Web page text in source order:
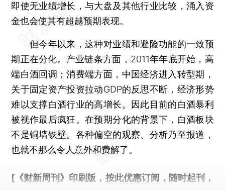
即使无业绩增长，与大盘及其他行业比较，涌入资
金也会使其有超越预期表现。
但今年以来，这种对业绩和避险功能的一致预
期正在分化。产业链条方面，2011年年底开始，高
端白酒回调；消费端方面，中国经济进入转型期，
关于固定资产投资拉动GDP的反思不断，经济形势
难以支撑白酒行业的高增长。因此目前的白酒暴利
被视作最后疯狂。在预期分化的背景下，白酒板块
不是铜墙铁壁。各种偏空的观察、分析乃至报道，
也就不那么令人意外和费解了。
[《财新周刊》印刷版， 按此优惠订阅 ，随时起刊，